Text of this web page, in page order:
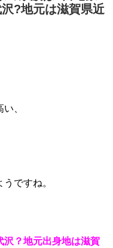
?地元は滋賀県近
、
ですね。
沢？地元出身地は滋賀